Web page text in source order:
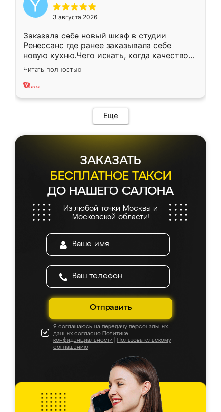
3 августа 2026
Заказала себе новый шкаф в студии
Ренессанс где ранее заказывала себе
новую кухню.Чего искать, когда качеством
вполне довольна. Служит кухня уже почти
два года, нареканий нет.
Читать полностью
Еще
ЗАКАЗАТЬ
БЕСПЛАТНОЕ ТАКСИ
ДО НАШЕГО САЛОНА
Из любой точки Москвы и
Московской области!
Отправить
Я соглашаюсь на передачу персональных
данных согласно Политике
конфиденциальности
Пользовательскому
соглашению